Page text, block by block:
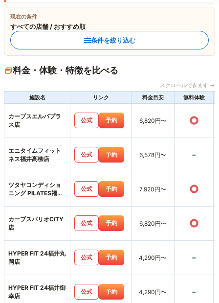
現在の条件
すべての店舗 / おすすめ順
条件を絞り込む
料金・体験・特徴を比べる
スクロールできます →
施設名
リンク 料金目安 無料体験
カーブスエルパプラ
ス店
公式 予約 6,820円〜 ○
エニタイムフィット
ネス福井高柳店
公式 予約 6,578円〜 -
ツタヤコンディショ
ニング PILATES福井
公式 予約 7,920円〜 ○
カーブスパリオCiTY
店
公式 予約 6,820円〜 ○
HYPER FIT 24福井丸
岡店
公式 予約 4,290円〜 -
HYPER FIT 24福井御
幸店
公式 予約 4,290円〜 -